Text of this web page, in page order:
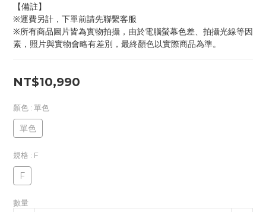
【備註】
※運費另計，下單前請先聯繫客服
※所有商品圖片皆為實物拍攝，由於電腦螢幕色差、拍攝光線等因
素，照片與實物會略有差別，最終顏色以實際商品為準。
NT$10,990
顏色 : 單色
單色
規格 : F
F
數量